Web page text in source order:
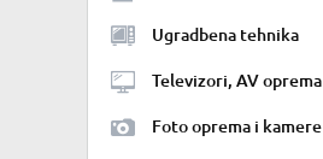
Ugradbena tehnika
Televizori, AV oprema
Foto oprema i kamere